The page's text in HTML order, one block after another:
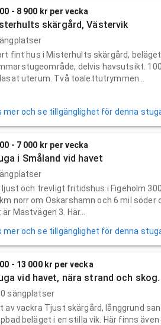
- 8 900 kr per vecka
skärgård, Västervik
fint hus i Misterhults skärgård,
delvis havsutsikt.
uterum. Två toalettutrymmen...
mer och se tillgänglighet för denna
- 7 000 kr per vecka
i Småland vid havet
ljust och trevligt fritidshus i Figeholm
norr om Oskarshamn och 6 mil söder
Mastvägen 3. Här...
mer och se tillgänglighet för denna
- 13 000 kr per vecka
vid havet, nära strand och skog.
sängplatser
av vackra Tjust skärgård, långgrund
beläget i en stilla vik. Här finns